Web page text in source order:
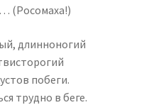
(Росомаха!)
длинноногий
побеги.
трудно в беге.